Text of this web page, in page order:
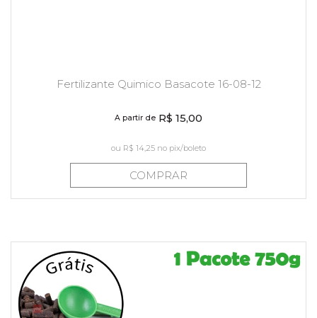
Fertilizante Quimico Basacote 16-08-12
A partir de R$ 15,00
ou R$ 14,25 no pix/boleto
COMPRAR